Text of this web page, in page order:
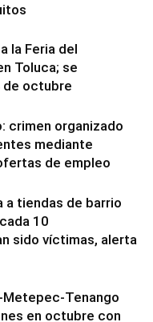
la Feria del
Toluca; se
de octubre
crimen organizado
mediante
de empleo
a tiendas de barrio
10
sido víctimas, alerta
Tenango
en octubre con